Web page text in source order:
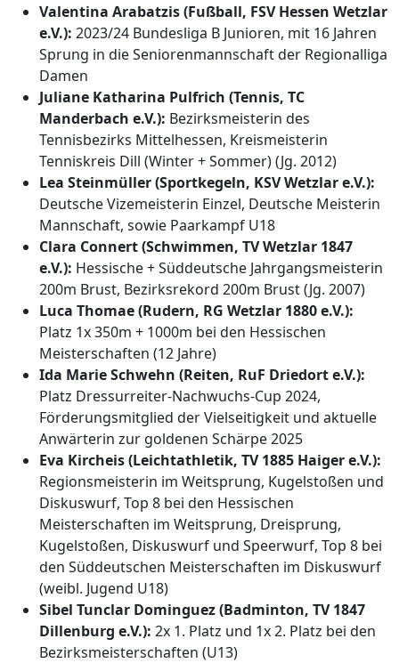
Valentina Arabatzis (Fußball, FSV Hessen Wetzlar
e.V.): 2023/24 Bundesliga B Junioren, mit 16 Jahren
Sprung in die Seniorenmannschaft der Regionalliga
Damen
Juliane Katharina Pulfrich (Tennis, TC
Manderbach e.V.): Bezirksmeisterin des
Tennisbezirks Mittelhessen, Kreismeisterin
Tenniskreis Dill (Winter + Sommer) (Jg. 2012)
Lea Steinmüller (Sportkegeln, KSV Wetzlar e.V.):
Deutsche Vizemeisterin Einzel, Deutsche Meisterin
Mannschaft, sowie Paarkampf U18
Clara Connert (Schwimmen, TV Wetzlar 1847
e.V.): Hessische + Süddeutsche Jahrgangsmeisterin
200m Brust, Bezirksrekord 200m Brust (Jg. 2007)
Luca Thomae (Rudern, RG Wetzlar 1880 e.V.):
Platz 1x 350m + 1000m bei den Hessischen
Meisterschaften (12 Jahre)
Ida Marie Schwehn (Reiten, RuF Driedort e.V.):
Platz Dressurreiter-Nachwuchs-Cup 2024,
Förderungsmitglied der Vielseitigkeit und aktuelle
Anwärterin zur goldenen Schärpe 2025
Eva Kircheis (Leichtathletik, TV 1885 Haiger e.V.):
Regionsmeisterin im Weitsprung, Kugelstoßen und
Diskuswurf, Top 8 bei den Hessischen
Meisterschaften im Weitsprung, Dreisprung,
Kugelstoßen, Diskuswurf und Speerwurf, Top 8 bei
den Süddeutschen Meisterschaften im Diskuswurf
(weibl. Jugend U18)
Sibel Tunclar Dominguez (Badminton, TV 1847
Dillenburg e.V.): 2x 1. Platz und 1x 2. Platz bei den
Bezirksmeisterschaften (U13)